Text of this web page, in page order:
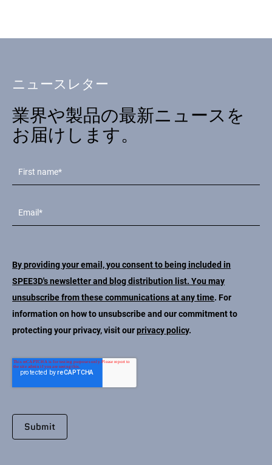
ニュースレター
業界や製品の最新ニュースを
お届けします。
By providing your email, you consent to being included in
SPEE3D's newsletter and blog distribution list. You may
unsubscribe from these communications at any time. For
information on how to unsubscribe and our commitment to
protecting your privacy, visit ourprivacy policy.